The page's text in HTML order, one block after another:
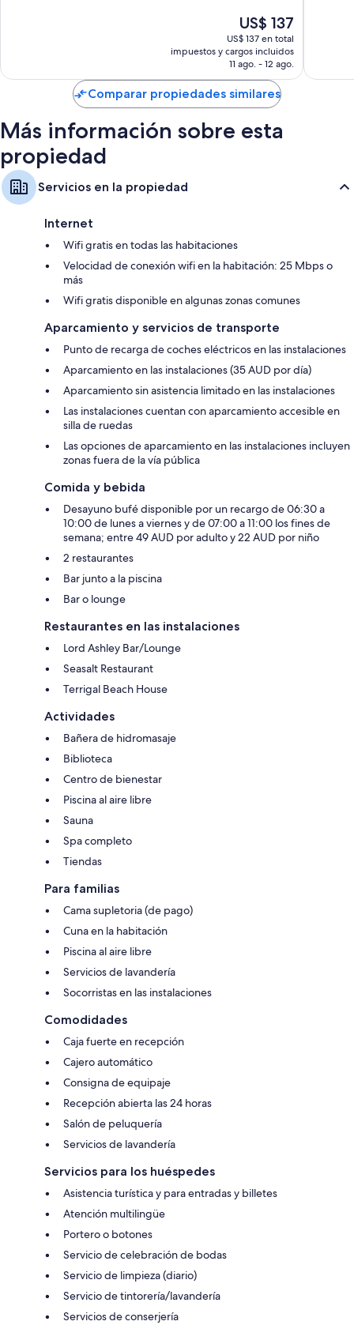
También se incluyen los siguientes beneficios adicionales en todas las
Camas plegables/adicionales con cargo y cunas gratuitas
Baños con bañeras con ducha y artículos de tocador gratuitos
Televisiones LCD de 37 pulgadas con canales de televisión premium
Balcones, teteras/pavas eléctricas y servicio de limpieza diario
El
precio
actual
es
de
US$ 137
US$ 137
US$ 137 en total
impuestos y cargos incluidos
11 ago. - 12 ago.
Comparar propiedades similares
Más información sobre esta
propiedad
Servicios en la propiedad
Internet
Wifi gratis en todas las habitaciones
Velocidad de conexión wifi en la habitación: 25 Mbps o
más
Wifi gratis disponible en algunas zonas comunes
Aparcamiento y servicios de transporte
Punto de recarga de coches eléctricos en las instalaciones
Aparcamiento en las instalaciones (35 AUD por día)
Aparcamiento sin asistencia limitado en las instalaciones
Las instalaciones cuentan con aparcamiento accesible en
silla de ruedas
Las opciones de aparcamiento en las instalaciones incluyen
zonas fuera de la vía pública
Comida y bebida
Desayuno bufé disponible por un recargo de 06:30 a
10:00 de lunes a viernes y de 07:00 a 11:00 los fines de
semana; entre 49 AUD por adulto y 22 AUD por niño
2 restaurantes
Bar junto a la piscina
Bar o lounge
Restaurantes en las instalaciones
Lord Ashley Bar/Lounge
Seasalt Restaurant
Terrigal Beach House
Actividades
Bañera de hidromasaje
Biblioteca
Centro de bienestar
Piscina al aire libre
Sauna
Spa completo
Tiendas
Para familias
Cama supletoria (de pago)
Cuna en la habitación
Piscina al aire libre
Servicios de lavandería
Socorristas en las instalaciones
Comodidades
Caja fuerte en recepción
Cajero automático
Consigna de equipaje
Recepción abierta las 24 horas
Salón de peluquería
Servicios de lavandería
Servicios para los huéspedes
Asistencia turística y para entradas y billetes
Atención multilingüe
Portero o botones
Servicio de celebración de bodas
Servicio de limpieza (diario)
Servicio de tintorería/lavandería
Servicios de conserjería